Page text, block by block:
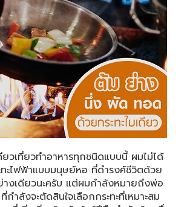
ยวเที่ยวทำอาหารทุกชนิดแบบนี้​ ผมไม่ได้
ทะไฟฟ้าแบบมนุษย์หอ​ ที่ดำรงค์ชีวิตด้วย
งเดียวนะครับ​ แต่ผมกำลังหมายถึงพ่อ
ำลังจะตัดสินใจเลือกกระทะ​ที่เหมาะสม​